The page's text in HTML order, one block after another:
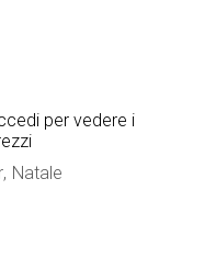
per vedere i
Natale